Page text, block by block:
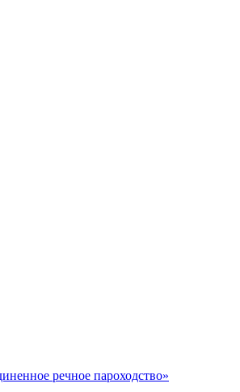
речное пароходство»